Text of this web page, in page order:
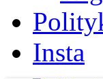
Insta